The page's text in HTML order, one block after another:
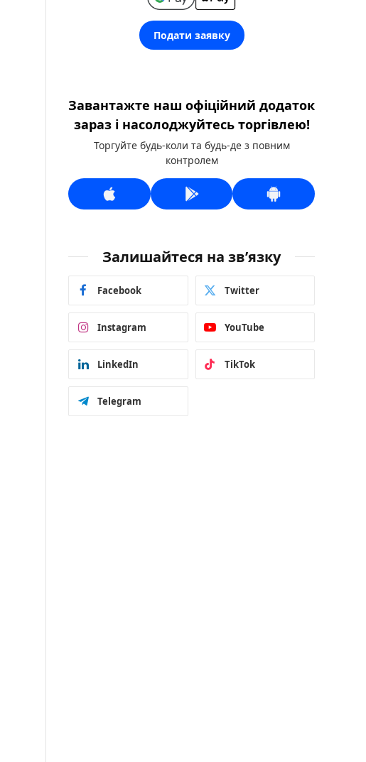
Подати заявку
Завантажте наш офіційний додаток
зараз і насолоджуйтесь торгівлею!
Торгуйте будь-коли та будь-де з повним
контролем
Залишайтеся на зв’язку
Facebook Twitter
Instagram YouTube
LinkedIn TikTok
Telegram